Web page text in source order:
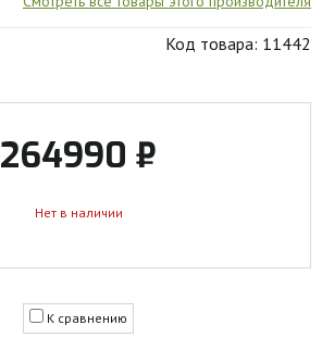
Код товара: 11442
264990 ₽
Нет в наличии
К сравнению